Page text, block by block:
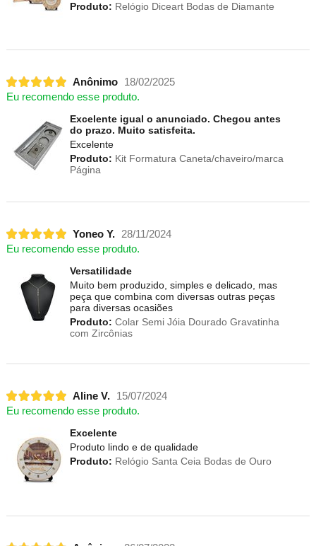
Produto: Relógio Diceart Bodas de Diamante
Anônimo
18/02/2025
Eu recomendo esse produto.
Excelente igual o anunciado. Chegou antes
do prazo. Muito satisfeita.
Excelente
Produto: Kit Formatura Caneta/chaveiro/marca
Página
Yoneo Y.
28/11/2024
Eu recomendo esse produto.
Versatilidade
Muito bem produzido, simples e delicado, mas
peça que combina com diversas outras peças
para diversas ocasiões
Produto: Colar Semi Jóia Dourado Gravatinha
com Zircônias
Aline V.
15/07/2024
Eu recomendo esse produto.
Excelente
Produto lindo e de qualidade
Produto: Relógio Santa Ceia Bodas de Ouro